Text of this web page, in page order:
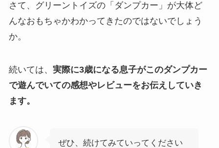
さて、グリーントイズの「ダンプカー」が大体ど
んなおもちゃかわかってきたのではないでしょう
か。
続いては、 実際に3歳になる息子がこのダンプカー
で遊んでいての感想やレビューをお伝えしていき
ます。
ぜひ、続けてみていってください